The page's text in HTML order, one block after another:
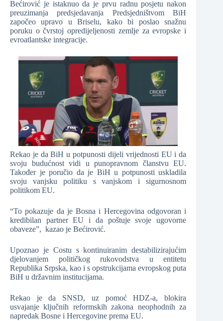
Bećirović je istaknuo da je prvu radnu posjetu nakon
preuzimanja predsjedavanja Predsjedništvom BiH
započeo upravo u Briselu, kako bi poslao snažnu
poruku o čvrstoj opredijeljenosti zemlje za evropske i
evroatlantske integracije.
Rekao je da BiH u potpunosti dijeli vrijednosti EU i da
svoju budućnost vidi u punopravnom članstvu EU.
Također je poručio da je BiH u potpunosti uskladila
svoju vanjsku politiku s vanjskom i sigurnosnom
politikom EU.
“To pokazuje da je Bosna i Hercegovina odgovoran i
kredibilan partner EU i da poštuje svoje ugovorne
obaveze”, kazao je Bećirović.
Upoznao je Costu s kontinuiranim destabilizirajućim
djelovanjem političkog rukovodstva u entitetu
Republika Srpska, kao i s opstrukcijama evropskog puta
BiH u državnim institucijama.
Rekao je da SNSD, uz pomoć HDZ-a, blokira
usvajanje ključnih reformskih zakona neophodnih za
napredak Bosne i Hercegovine prema EU.